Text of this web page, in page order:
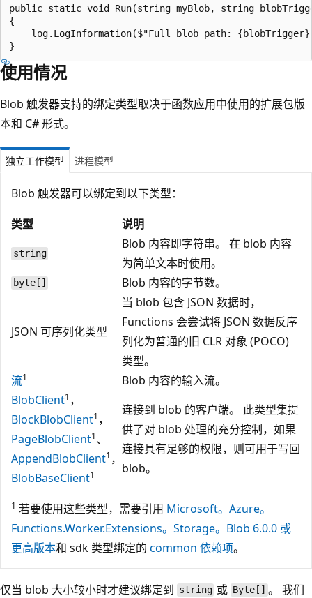
public static void Run(string myBlob, string
{
log.LogInformation($"Full blob path:
使用情况
Blob 触发器支持的绑定类型取决于函数应用中使用的扩展包版
本和 C# 形式。
独立工作模型 进程模型
Blob 触发器可以绑定到以下类型：
类型
说明
string
Blob 内容即字符串。 在 blob 内容
为简单文本时使用。
byte[] Blob 内容的字节数。
JSON 可序列化类型
当 blob 包含 JSON 数据时，
Functions 会尝试将 JSON 数据反序
列化为普通的旧 CLR 对象 (POCO)
类型。
流1
Blob 内容的输入流。
BlobClient1 ，
BlockBlobClient1 ，
PageBlobClient1、
AppendBlobClient1 ，
BlobBaseClient1
连接到 blob 的客户端。 此类型集提
供了对 blob 处理的充分控制，如果
连接具有足够的权限，则可用于写回
blob。
1 若要使用这些类型，需要引用 Microsoft。Azure。
Functions.Worker.Extensions。Storage。Blob 6.0.0 或
更高版本和 sdk 类型绑定的 common 依赖项。
仅当 blob 大小较小时才建议绑定到 string 或 Byte[]
。 我们